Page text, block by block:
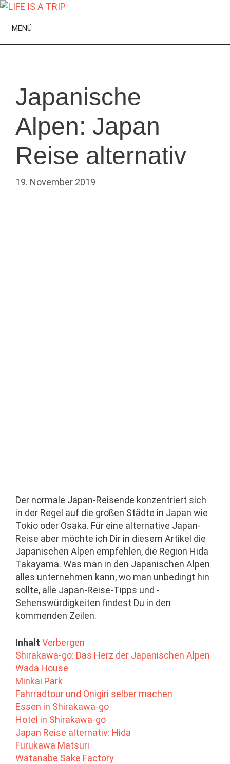
Zum
springen
MENÜ
Japanische
Alpen: Japan
Reise alternativ
19. November 2019
Der normale Japan-Reisende konzentriert sich
in der Regel auf die großen Städte in Japan wie
Tokio oder Osaka. Für eine alternative Japan-
Reise aber möchte ich Dir in diesem Artikel die
Japanischen Alpen empfehlen, die Region Hida
Takayama. Was man in den Japanischen Alpen
alles unternehmen kann, wo man unbedingt hin
sollte, alle Japan-Reise-Tipps und -
Sehenswürdigkeiten findest Du in den
kommenden Zeilen.
Inhalt Verbergen
Shirakawa-go: Das Herz der Japanischen Alpen
Wada House
Minkai Park
Fahrradtour und Onigiri selber machen
Essen in Shirakawa-go
Hotel in Shirakawa-go
Japan Reise alternativ: Hida
Furukawa Matsuri
Watanabe Sake Factory